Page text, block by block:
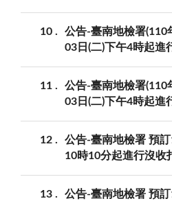
10
公告-臺南地檢署(110
03日(二)下午4時起進
11
公告-臺南地檢署(110
03日(二)下午4時起進
12
公告-臺南地檢署 預
10時10分起進行沒收
13
公告-臺南地檢署 預